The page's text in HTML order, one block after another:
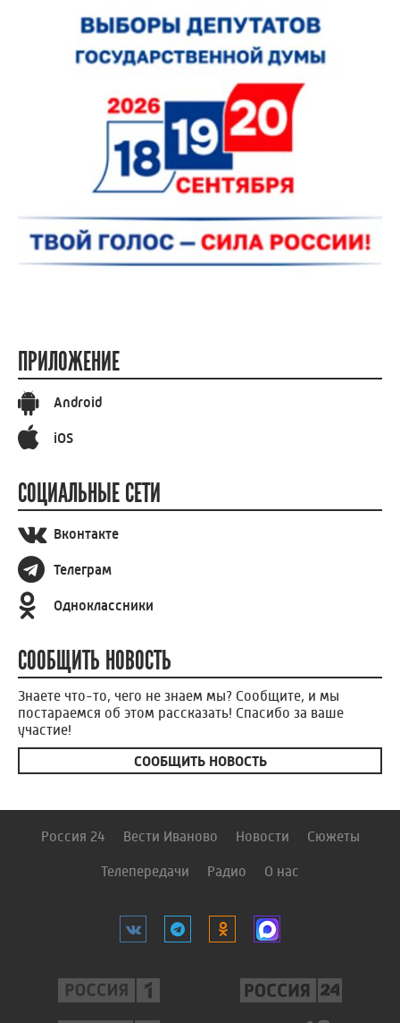
ПРИЛОЖЕНИЕ
Android
iOS
СОЦИАЛЬНЫЕ СЕТИ
Вконтакте
Телеграм
Одноклассники
СООБЩИТЬ НОВОСТЬ
Знаете что-то, чего не знаем мы? Сообщите, и мы
постараемся об этом рассказать! Спасибо за ваше
участие!
СООБЩИТЬ НОВОСТЬ
Россия 24 Вести Иваново Новости Сюжеты
Телепередачи Радио О нас